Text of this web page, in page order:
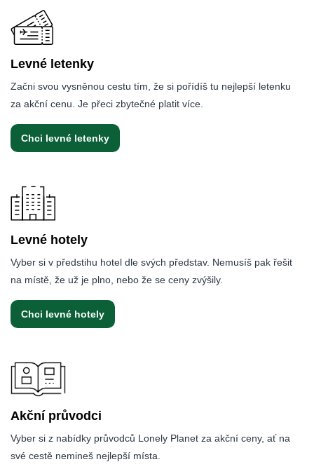
Levné letenky
Začni svou vysněnou cestu tím, že si pořídíš tu nejlepší letenku
za akční cenu. Je přeci zbytečné platit více.
Chci levné letenky
Levné hotely
Vyber si v předstihu hotel dle svých představ. Nemusíš pak řešit
na místě, že už je plno, nebo že se ceny zvýšily.
Chci levné hotely
Akční průvodci
Vyber si z nabídky průvodců Lonely Planet za akční ceny, ať na
své cestě nemineš nejlepší místa.